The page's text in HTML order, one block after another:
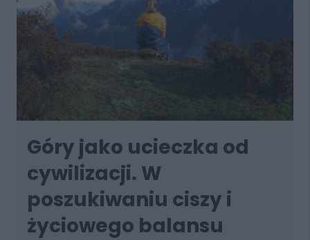
Góry jako ucieczka od
cywilizacji. W
poszukiwaniu ciszy i
życiowego balansu